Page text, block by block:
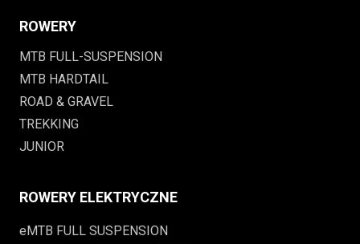
ROWERY
MTB FULL-SUSPENSION
MTB HARDTAIL
ROAD & GRAVEL
TREKKING
JUNIOR
ROWERY ELEKTRYCZNE
eMTB FULL SUSPENSION